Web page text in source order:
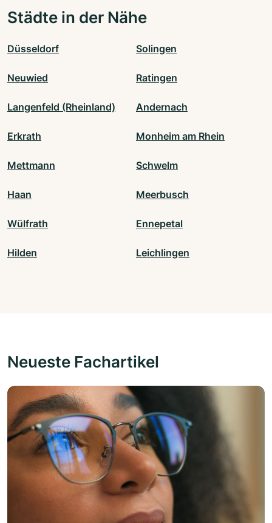
Städte in der Nähe
Düsseldorf Solingen
Neuwied Ratingen
Langenfeld (Rheinland) Andernach
Erkrath Monheim am Rhein
Mettmann Schwelm
Haan Meerbusch
Wülfrath Ennepetal
Hilden Leichlingen
Neueste Fachartikel